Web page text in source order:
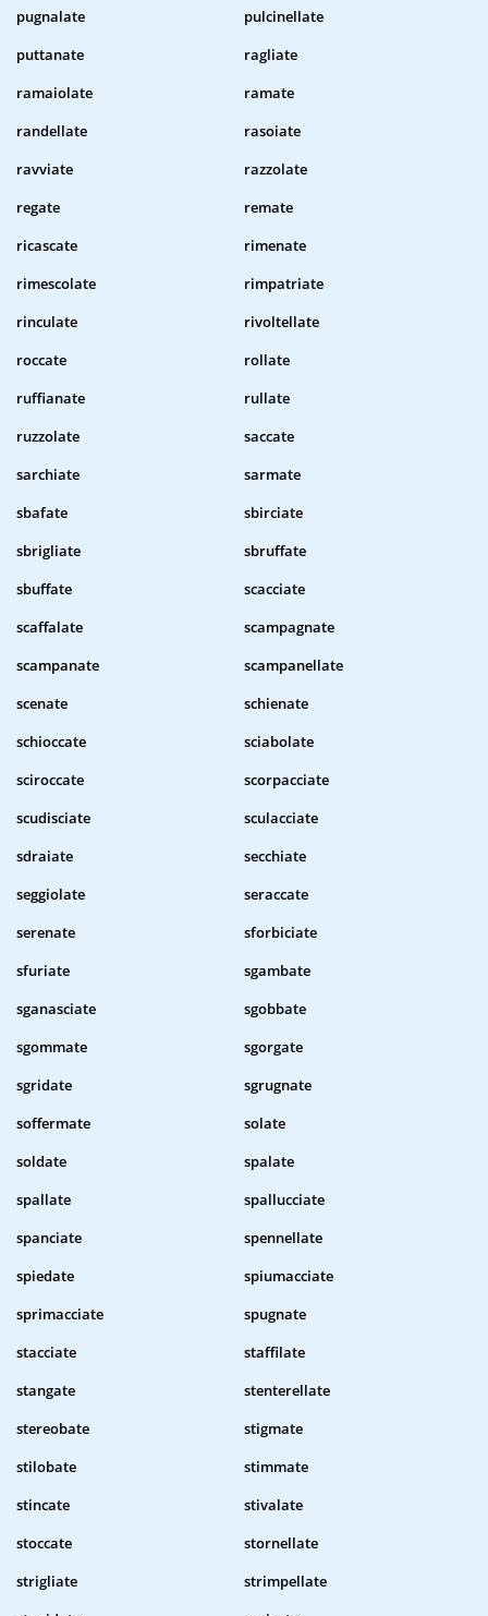
pugnalate
pulcinellate
puttanate
ragliate
ramaiolate
ramate
randellate
rasoiate
ravviate
razzolate
regate
remate
ricascate
rimenate
rimescolate
rimpatriate
rinculate
rivoltellate
roccate
rollate
ruffianate
rullate
ruzzolate
saccate
sarchiate
sarmate
sbafate
sbirciate
sbrigliate
sbruffate
sbuffate
scacciate
scaffalate
scampagnate
scampanate
scampanellate
scenate
schienate
schioccate
sciabolate
sciroccate
scorpacciate
scudisciate
sculacciate
sdraiate
secchiate
seggiolate
seraccate
serenate
sforbiciate
sfuriate
sgambate
sganasciate
sgobbate
sgommate
sgorgate
sgridate
sgrugnate
soffermate
solate
soldate
spalate
spallate
spallucciate
spanciate
spennellate
spiedate
spiumacciate
sprimacciate
spugnate
stacciate
staffilate
stangate
stenterellate
stereobate
stigmate
stilobate
stimmate
stincate
stivalate
stoccate
stornellate
strigliate
strimpellate